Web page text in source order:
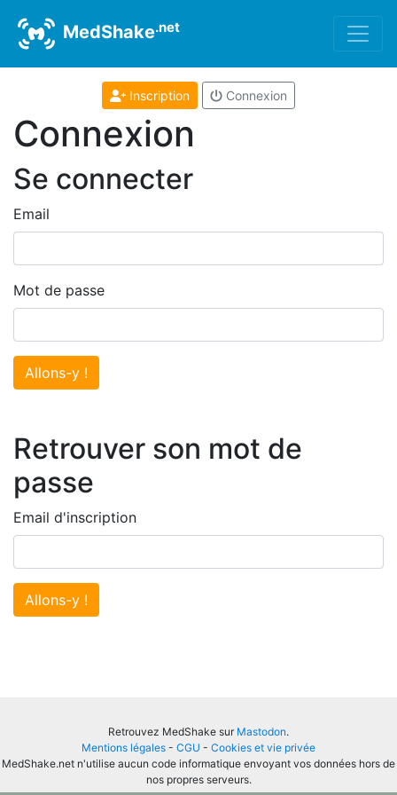
MedShake.net
Inscription Connexion
Connexion
Se connecter
Email
Mot de passe
Allons-y !
Retrouver son mot de
passe
Email d'inscription
Allons-y !
Retrouvez MedShake sur Mastodon.
Mentions légales - CGU - Cookies et vie privée
MedShake.net n'utilise aucun code informatique envoyant vos données hors de
nos propres serveurs.